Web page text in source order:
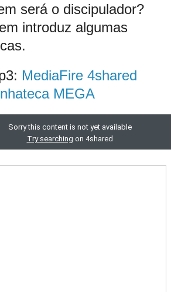
será o discipulador?
introduz algumas
MediaFire 4shared
MEGA